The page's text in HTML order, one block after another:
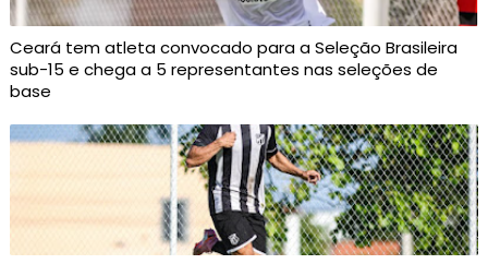
Ceará tem atleta convocado para a Seleção Brasileira
sub-15 e chega a 5 representantes nas seleções de
base